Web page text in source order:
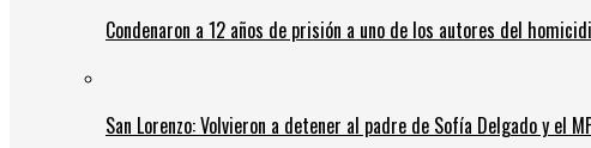
Condenaron a 12 años de prisión a uno de los autores del
San Lorenzo: Volvieron a detener al padre de Sofía Delgado y el